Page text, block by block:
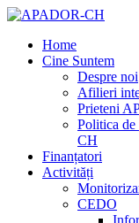
Home
Cine Suntem
Despre noi
Afilieri
Prieteni
Politica de
CH
Finanțatori
Activități
CEDO